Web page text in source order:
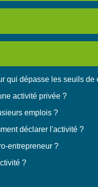
qui dépasse les seuils de
activité privée ?
emplois ?
déclarer l'activité ?
entrepreneur ?
?